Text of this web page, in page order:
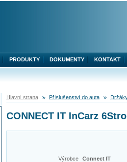
Hlavní strana Příslušenství do auta
CONNECT IT InCarz
Výrobce
Connect IT
PRODUKTY DOKUMENTY KONTAKT